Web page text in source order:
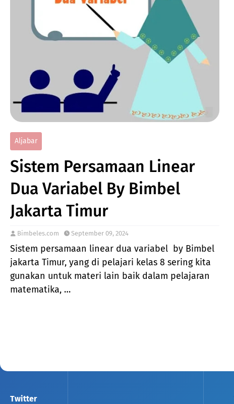
Aljabar
Sistem Persamaan Linear
Dua Variabel By Bimbel
Jakarta Timur
Bimbeles.com September 09, 2024
Sistem persamaan linear dua variabel by Bimbel
jakarta Timur, yang di pelajari kelas 8 sering kita
gunakan untuk materi lain baik dalam pelajaran
matematika, …
Twitter